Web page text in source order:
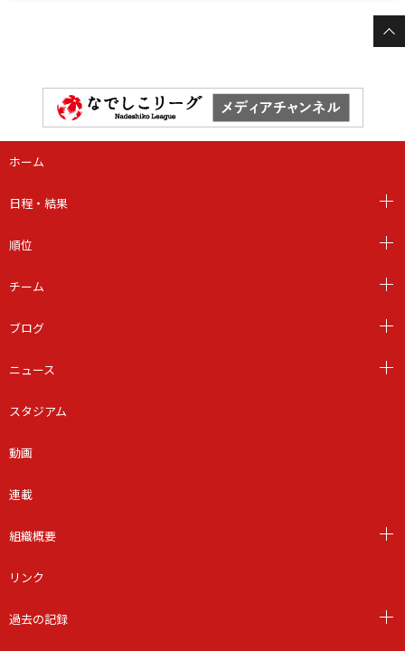
ホーム
日程・結果
順位
チーム
ブログ
ニュース
スタジアム
動画
連載
組織概要
リンク
過去の記録